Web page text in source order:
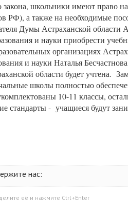
закона, школьники имеют право
РФ), а также на необходимые
Думы Астраханской области
и науки приобрести
организациях
и науки Наталья
области будет учтена.
школы полностью
10-11 классы,
стандарты - учащиеся будут
нас:
её и нажмите Ctrl+Enter